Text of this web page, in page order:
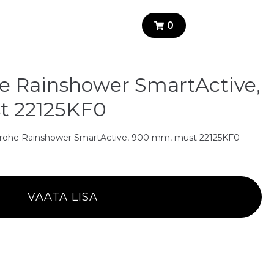
0
Rainshower SmartActive,
Rainshower SmartActive, 900 mm, must 22125KF0
VAATA LISA